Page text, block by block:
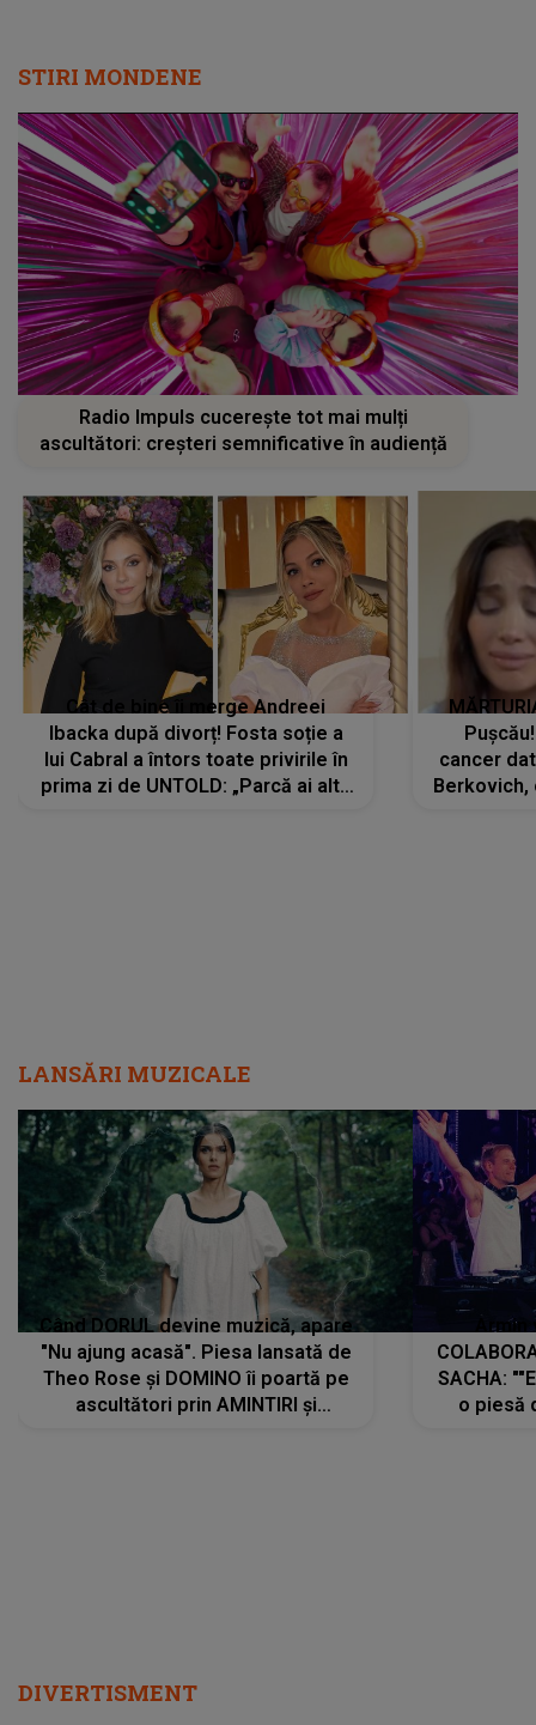
STIRI MONDENE
Radio Impuls cucerește tot mai mulți
ascultători: creșteri semnificative în audiență
Cât de bine îi merge Andreei
Ibacka după divorț! Fosta soție a
lui Cabral a întors toate privirile în
prima zi de UNTOLD: „Parcă ai altă
cancer
Berkovich,
LANSĂRI MUZICALE
Când DORUL devine muzică, apare
"Nu ajung acasă". Piesa lansată de
Theo Rose și DOMINO îi poartă pe
ascultători prin AMINTIRI și
SACHA:
o piesă
DIVERTISMENT